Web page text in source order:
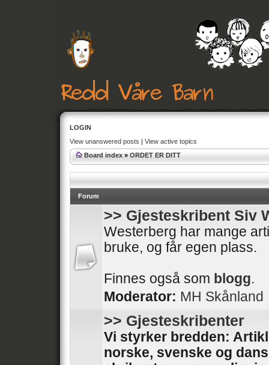
LOGIN
View unanswered posts | View active topics
Board index » ORDET ER DITT
Forum
>> Gjesteskribent Siv
Westerberg har mange
bruke, og får egen plass.
Finnes også som blogg.
Moderator: MH Skånland
>> Gjesteskribenter
Vi styrker bredden:
norske, svenske og